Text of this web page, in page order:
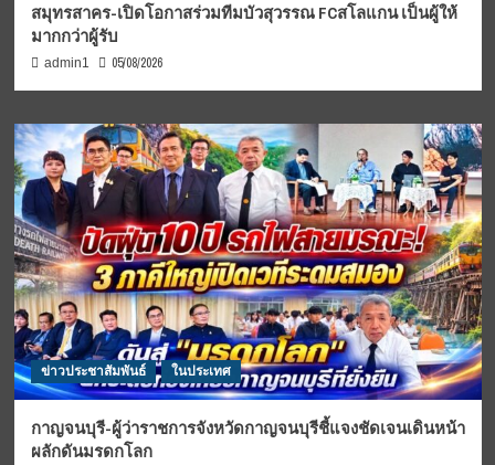
สมุทรสาคร-เปิดโอกาสร่วมทีมบัวสุวรรณ FCสโลแกน เป็นผู้ให้
มากกว่าผู้รับ
admin1 05/08/2026
ข่าวประชาสัมพันธ์ ในประเทศ
กาญจนบุรี-ผู้ว่าราชการจังหวัดกาญจนบุรีชี้แจงชัดเจนเดินหน้า
ผลักดันมรดกโลก